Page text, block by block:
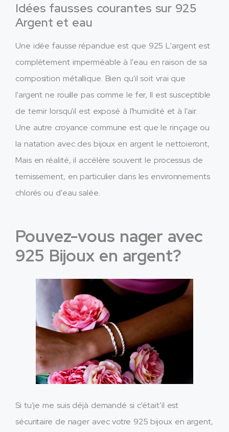
Idées fausses courantes sur 925
Argent et eau
Une idée fausse répandue est que 925 L'argent est
complètement imperméable à l'eau en raison de sa
composition métallique. Bien qu'il soit vrai que
l'argent ne rouille pas comme le fer, Il est susceptible
de ternir lorsqu'il est exposé à l'humidité et à l'air.
Une autre croyance commune est que le rinçage ou
la natation avec des bijoux en argent le nettoieront,
Mais en réalité, il accélère souvent le processus de
ternissement, en particulier dans les environnements
chlorés ou d'eau salée.
Pouvez-vous nager avec
925 Bijoux en argent?
Si tu’je me suis déjà demandé si c'était’il est
sécuritaire de nager avec votre 925 bijoux en argent,